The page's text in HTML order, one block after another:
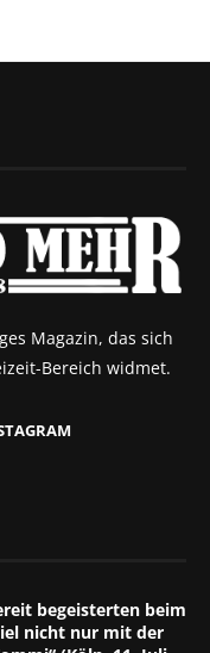
Magazin, das sich
Bereich widmet.
begeisterten beim
nicht nur mit der